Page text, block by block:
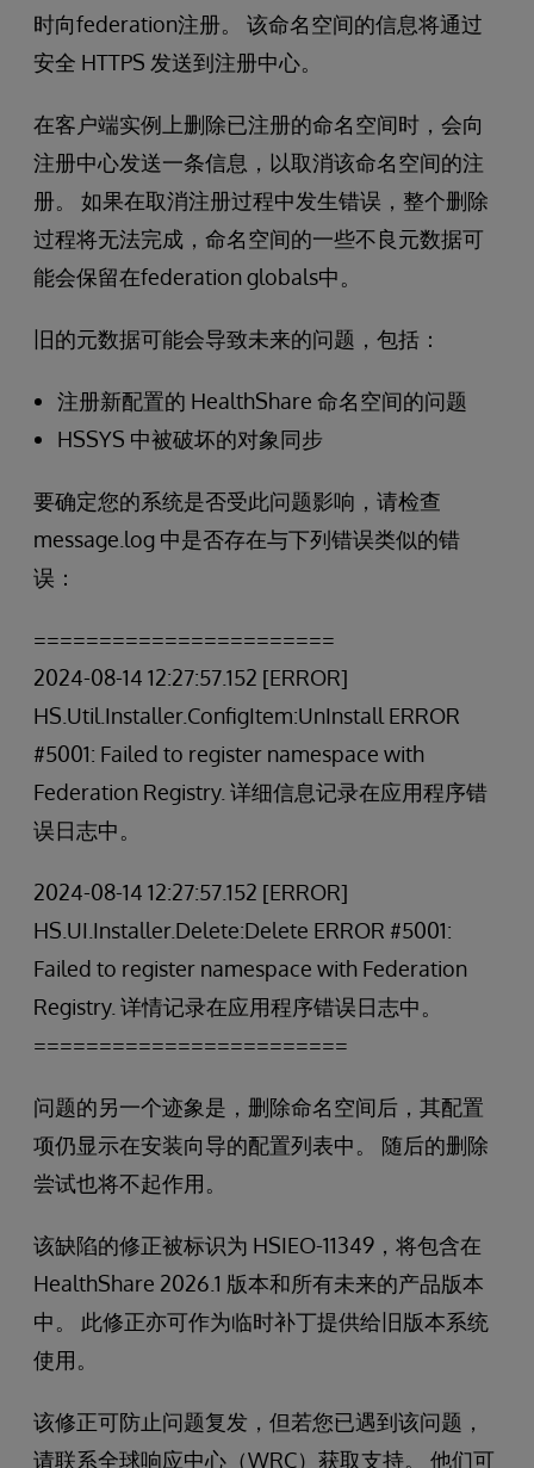
时向federation注册。 该命名空间的信息将通过
安全 HTTPS 发送到注册中心。
在客户端实例上删除已注册的命名空间时，会向
注册中心发送一条信息，以取消该命名空间的注
册。 如果在取消注册过程中发生错误，整个删除
过程将无法完成，命名空间的一些不良元数据可
能会保留在federation globals中。
旧的元数据可能会导致未来的问题，包括：
注册新配置的 HealthShare 命名空间的问题
HSSYS 中被破坏的对象同步
要确定您的系统是否受此问题影响，请检查
message.log 中是否存在与下列错误类似的错
误：
=======================
2024-08-14 12:27:57.152 [ERROR]
HS.Util.Installer.ConfigItem:UnInstall ERROR
#5001: Failed to register namespace with
Federation Registry. 详细信息记录在应用程序错
误日志中。
2024-08-14 12:27:57.152 [ERROR]
HS.UI.Installer.Delete:Delete ERROR #5001:
Failed to register namespace with Federation
Registry. 详情记录在应用程序错误日志中。
========================
问题的另一个迹象是，删除命名空间后，其配置
项仍显示在安装向导的配置列表中。 随后的删除
尝试也将不起作用。
该缺陷的修正被标识为 HSIEO-11349，将包含在
HealthShare 2026.1 版本和所有未来的产品版本
中。 此修正亦可作为临时补丁提供给旧版本系统
使用。
该修正可防止问题复发，但若您已遇到该问题，
请联系全球响应中心（WRC）获取支持。 他们可